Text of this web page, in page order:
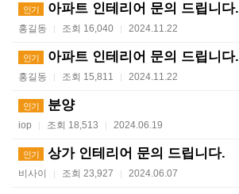
인기 아파트 인테리어 문의 드립니다.
홍길동 | 조회 16,040 | 2024.11.22
인기 아파트 인테리어 문의 드립니다.
홍길동 | 조회 15,811 | 2024.11.22
인기 분양
iop | 조회 18,513 | 2024.06.19
인기 상가 인테리어 문의 드립니다.
비사이 | 조회 23,927 | 2024.06.07